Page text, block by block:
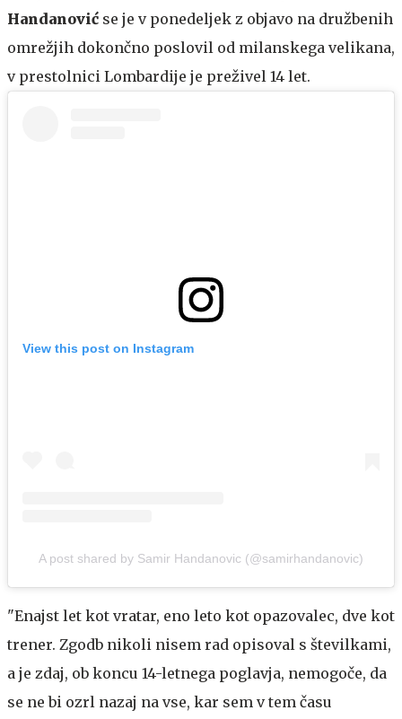
Handanović se je v ponedeljek z objavo na družbenih
omrežjih dokončno poslovil od milanskega velikana,
v prestolnici Lombardije je preživel 14 let.
View this post on Instagram
A post shared by Samir Handanovic (@samirhandanovic)
"Enajst let kot vratar, eno leto kot opazovalec, dve kot
trener. Zgodb nikoli nisem rad opisoval s številkami,
a je zdaj, ob koncu 14-letnega poglavja, nemogoče, da
se ne bi ozrl nazaj na vse, kar sem v tem času